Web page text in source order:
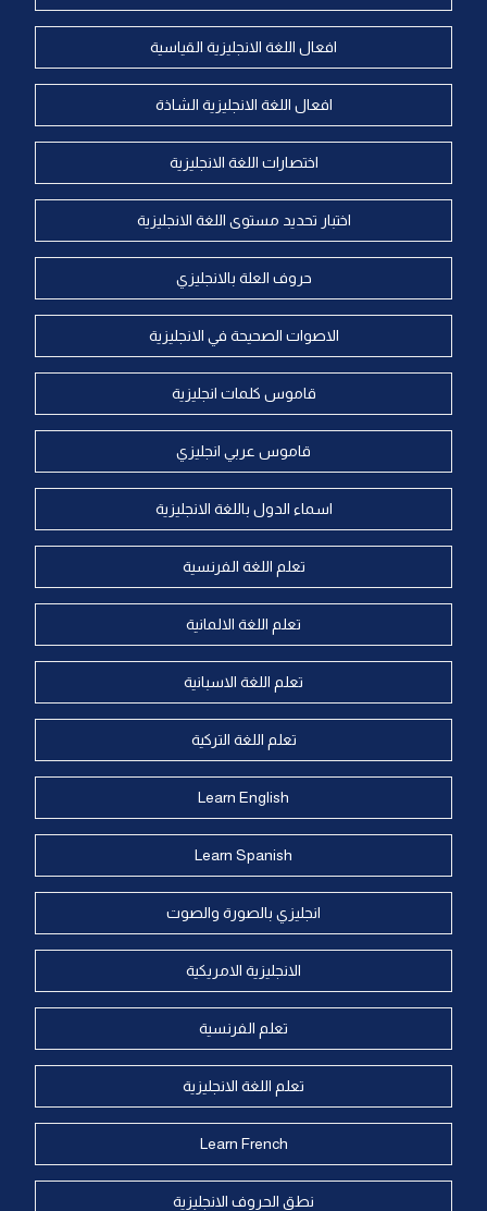
افعال اللغة الانجليزية القياسية
افعال اللغة الانجليزية الشاذة
اختصارات اللغة الانجليزية
اختبار تحديد مستوى اللغة الانجليزية
حروف العلة بالانجليزي
الاصوات الصحيحة في الانجليزية
قاموس كلمات انجليزية
قاموس عربي انجليزي
اسماء الدول باللغة الانجليزية
تعلم اللغة الفرنسية
تعلم اللغة الالمانية
تعلم اللغة الاسبانية
تعلم اللغة التركية
Learn English
Learn Spanish
انجليزي بالصورة والصوت
الانجليزية الامريكية
تعلم الفرنسية
تعلم اللغة الانجليزية
Learn French
نطق الحروف الانجليزية